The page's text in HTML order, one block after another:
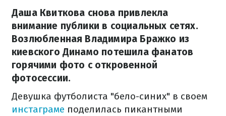
Даша Квиткова снова привлекла
внимание публики в социальных сетях.
Возлюбленная Владимира Бражко из
киевского Динамо потешила фанатов
горячими фото с откровенной
фотосессии.
Девушка футболиста "бело-синих" в своем
инстаграме поделилась пикантными